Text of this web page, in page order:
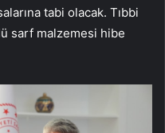
tabi olacak. Tıbbi
sarf malzemesi hibe